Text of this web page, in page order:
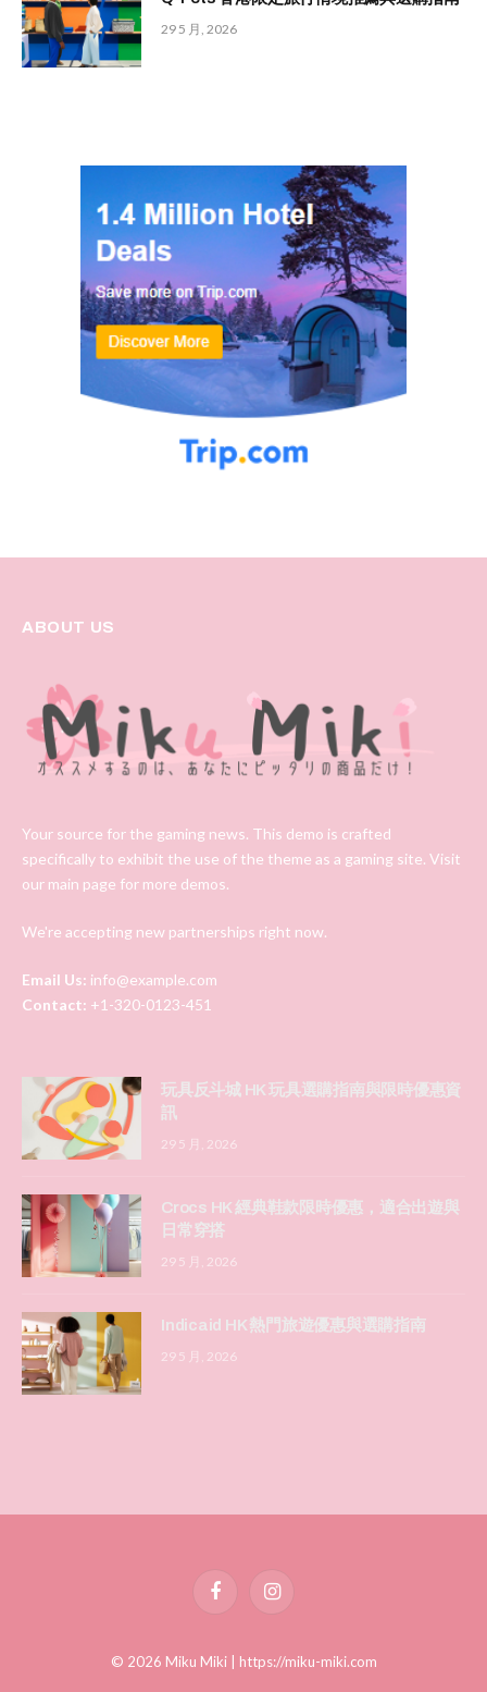
29 5 月, 2026
ABOUT US
Your source for the gaming news. This demo is crafted
specifically to exhibit the use of the theme as a gaming site. Visit
our main page for more demos.
We're accepting new partnerships right now.
Email Us: info@example.com
Contact: +1-320-0123-451
玩具反斗城 HK 玩具選購指南與限時優惠資
訊
29 5 月, 2026
Crocs HK 經典鞋款限時優惠，適合出遊與
日常穿搭
29 5 月, 2026
Indicaid HK 熱門旅遊優惠與選購指南
29 5 月, 2026
FacebookInstagram
© 2026 Miku Miki | https://miku-miki.com